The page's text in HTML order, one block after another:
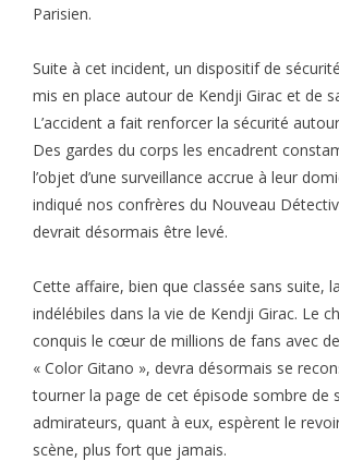
Parisien.
Suite à cet incident, un dispositif de
mis en place autour de Kendji Girac et de
L’accident a fait renforcer la sécurité
Des gardes du corps les encadrent
l’objet d’une surveillance accrue à leur
indiqué nos confrères du Nouveau
devrait désormais être levé.
Cette affaire, bien que classée sans suite,
indélébiles dans la vie de Kendji Girac. Le
conquis le cœur de millions de fans avec
« Color Gitano », devra désormais se
tourner la page de cet épisode sombre de
admirateurs, quant à eux, espèrent le
scène, plus fort que jamais.